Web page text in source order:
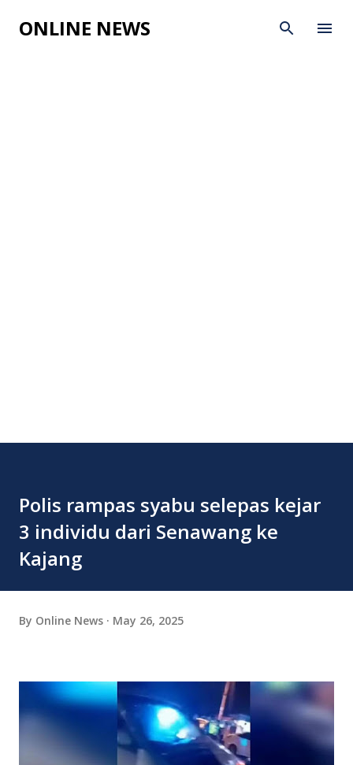
Skip to main content
ONLINE NEWS
Polis rampas syabu selepas kejar
3 individu dari Senawang ke
Kajang
By Online News May 26, 2025